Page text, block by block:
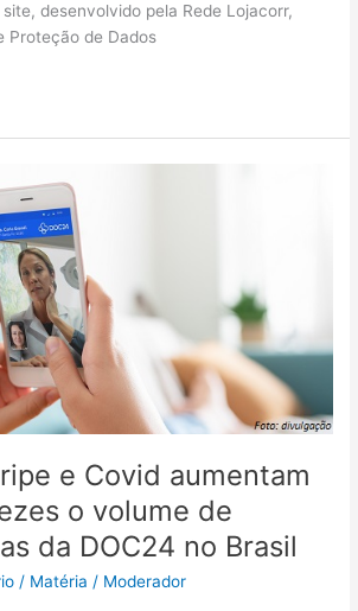
desenvolvido pela Rede Lojacorr,
Proteção de Dados
e Covid aumentam
o volume de
da DOC24 no Brasil
/ Matéria / Moderador